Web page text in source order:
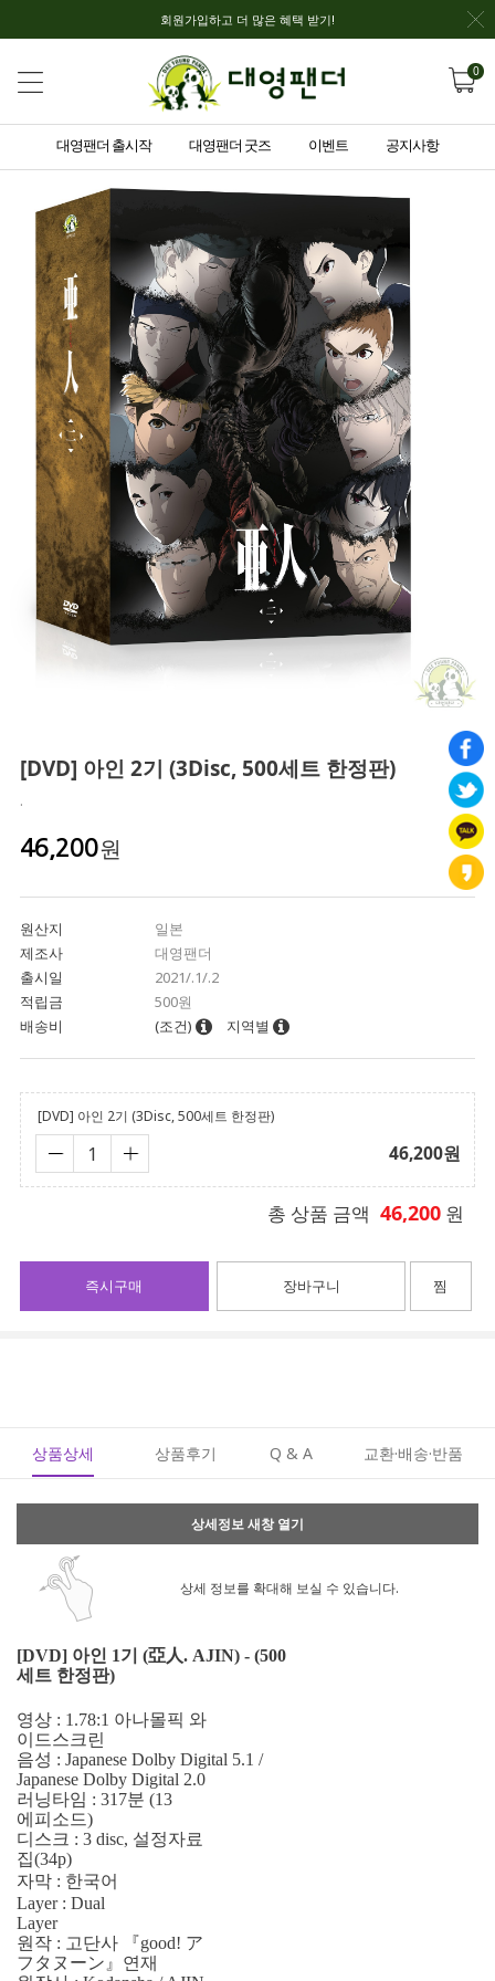
회원가입하고 더 많은 혜택 받기!
0
대영팬더 출시작 대영팬더 굿즈 이벤트 공지사항
[DVD] 아인 2기 (3Disc, 500세트 한정판)
.
46,200원
원산지
일본
제조사
대영팬더
출시일
2021/.1/.2
적립금
500원
배송비
(조건) 지역별
[DVD] 아인 2기 (3Disc, 500세트 한정판)
46,200원
총 상품 금액 46,200 원
장바구니
즉시구매 찜
상품상세 상품후기 Q & A 교환·배송·반품
상세정보 새창 열기
상세 정보를 확대해 보실 수 있습니다.
[DVD] 아인 1기 (亞人. AJIN) - (500
세트 한정판)
영상 : 1.78:1 아나몰픽 와
이드스크린
음성 : Japanese Dolby Digital 5.1 /
Japanese Dolby Digital 2.0
러닝타임 : 317분 (13
에피소드)
디스크 : 3 disc, 설정자료
집(34p)
자막 : 한국어
Layer : Dual
Layer
원작 : 고단사 『good! ア
フタヌーン』연재